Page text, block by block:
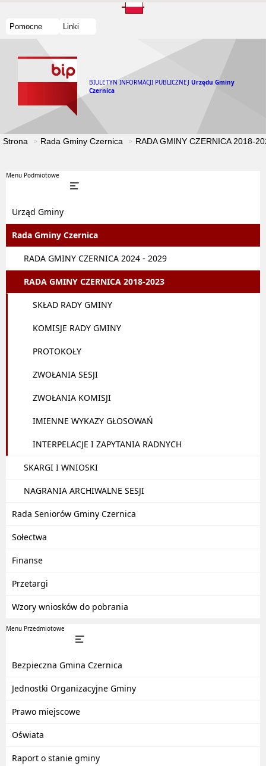
Pomocne Linki
BIULETYN INFORMACJI PUBLICZNEJ Urzędu Gminy
Czernica
Strona Rada Gminy Czernica RADA GMINY CZERNICA 2018-
Menu Podmiotowe
Urząd Gminy
Rada Gminy Czernica
RADA GMINY CZERNICA 2024 - 2029
RADA GMINY CZERNICA 2018-2023
SKŁAD RADY GMINY
KOMISJE RADY GMINY
PROTOKOŁY
ZWOŁANIA SESJI
ZWOŁANIA KOMISJI
IMIENNE WYKAZY GŁOSOWAŃ
INTERPELACJE I ZAPYTANIA RADNYCH
SKARGI I WNIOSKI
NAGRANIA ARCHIWALNE SESJI
Rada Seniorów Gminy Czernica
Sołectwa
Finanse
Przetargi
Wzory wniosków do pobrania
Menu Przedmiotowe
Bezpieczna Gmina Czernica
Jednostki Organizacyjne Gminy
Prawo miejscowe
Oświata
Raport o stanie gminy